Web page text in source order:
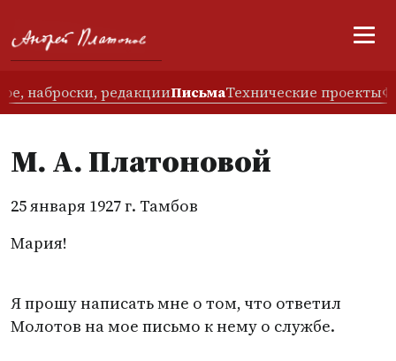
наброски, редакцииПисьмаТехнические проекты
М. А. Платоновой
25 января 1927 г. Тамбов
Мария!
Я прошу написать мне о том, что ответил
Молотов на мое письмо к нему о службе.